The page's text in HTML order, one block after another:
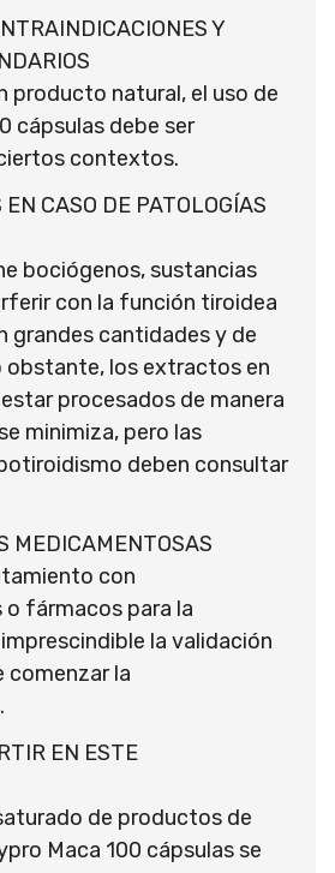
Y
producto natural, el uso de
cápsulas debe ser
contextos.
CASO DE PATOLOGÍAS
bociógenos, sustancias
con la función tiroidea
grandes cantidades y de
obstante, los extractos en
procesados de manera
minimiza, pero las
deben consultar
MEDICAMENTOSAS
con
fármacos para la
la validación
comenzar la
EN ESTE
de productos de
Maca 100 cápsulas se